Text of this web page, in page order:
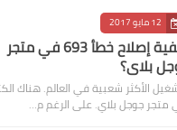
12 مايو 2017
كيفية إصلاح خطأ 693 في متجر
بلاي؟
الأكثر شعبية في العالم. هناك
متجر جوجل بلاي. على الرغم م…